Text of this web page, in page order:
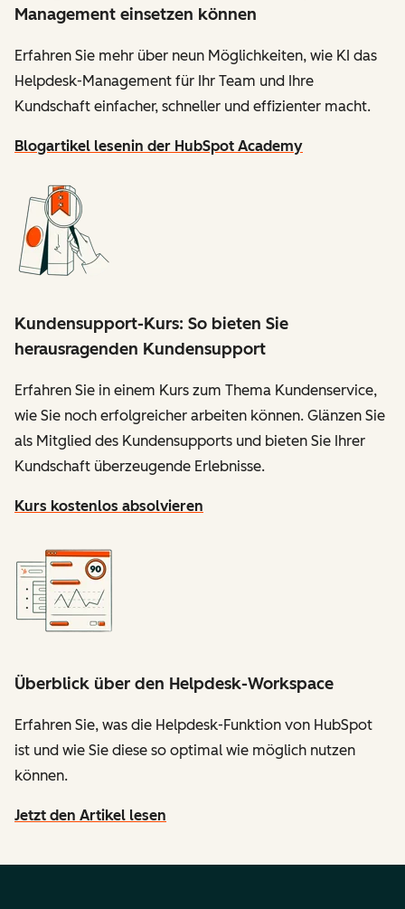
Management einsetzen können
Erfahren Sie mehr über neun Möglichkeiten, wie KI das
Helpdesk-Management für Ihr Team und Ihre
Kundschaft einfacher, schneller und effizienter macht.
Blogartikel lesenin der HubSpot Academy
Kundensupport-Kurs: So bieten Sie
herausragenden Kundensupport
Erfahren Sie in einem Kurs zum Thema Kundenservice,
wie Sie noch erfolgreicher arbeiten können. Glänzen Sie
als Mitglied des Kundensupports und bieten Sie Ihrer
Kundschaft überzeugende Erlebnisse.
Kurs kostenlos absolvieren
Überblick über den Helpdesk-Workspace
Erfahren Sie, was die Helpdesk-Funktion von HubSpot
ist und wie Sie diese so optimal wie möglich nutzen
können.
Jetzt den Artikel lesen